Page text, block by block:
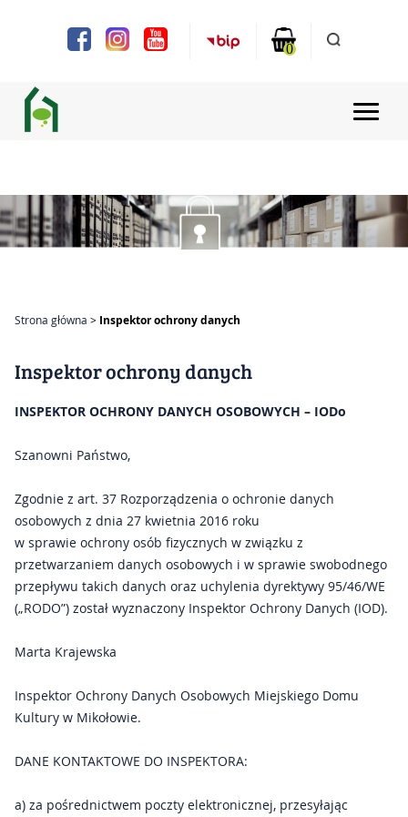
system
ułatwień
dostępu.
0
Strona główna
Aktualności
Chóry i zespoły
Zajęcia
Bilety
Mikołowskie Dni Muzyki
Gazeta Mikołowska
Strona główna Inspektor ochrony danych
Inspektor ochrony danych
INSPEKTOR OCHRONY DANYCH OSOBOWYCH – IODo
Szanowni Państwo,
Zgodnie z art. 37 Rozporządzenia o ochronie danych
osobowych z dnia 27 kwietnia 2016 roku
w sprawie ochrony osób fizycznych w związku z
przetwarzaniem danych osobowych i w sprawie swobodnego
przepływu takich danych oraz uchylenia dyrektywy 95/46/WE
(„RODO”) został wyznaczony Inspektor Ochrony Danych (IOD).
Marta Krajewska
Inspektor Ochrony Danych Osobowych Miejskiego Domu
Kultury w Mikołowie.
DANE KONTAKTOWE DO INSPEKTORA:
a) za pośrednictwem poczty elektronicznej, przesyłając